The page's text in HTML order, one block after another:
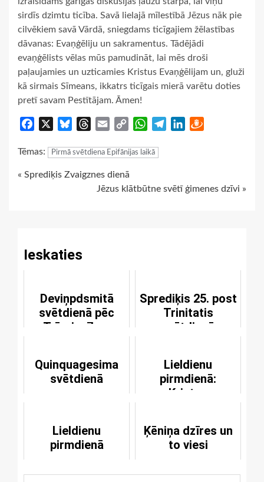
sirdīs dzimtu ticība. Savā lielajā mīlestībā Jēzus nāk pie
cilvēkiem savā Vārdā, sniegdams ticīgajiem žēlastības
dāvanas: Evaņģēliju un sakramentus. Tādējādi
evaņģēlists vēlas mūs pamudināt, lai mēs droši
paļaujamies un uzticamies Kristus Evaņģēlijam un, gluži
kā sirmais Sīmeans, ikkatrs ticīgais mierā varētu doties
pretī savam Pestītājam. Āmen!
Facebook BlueskyThreads
Email
Copy
WhatsApp
TelegramLinkedIn
Tēmas: Pirmā svētdiena Epifānijas laikā
Continue
« Sprediķis Zvaigznes dienā
Jēzus klātbūtne svētī ģimenes dzīvi »
Ieskaties
Deviņpdsmitā
svētdienā pēc
Trīsvienības
Sprediķis 25. post
Trinitatis
svētdienā
Quinquagesima
svētdienā
Lieldienu
pirmdienā:
Kristus
Lieldienu
pirmdienā
Ķēniņa dzīres un
to viesi